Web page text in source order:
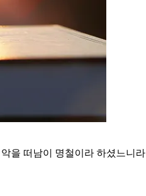
을 떠남이 명철이라 하셨느니라